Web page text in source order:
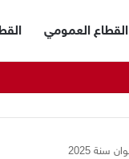
القطاع العمومي